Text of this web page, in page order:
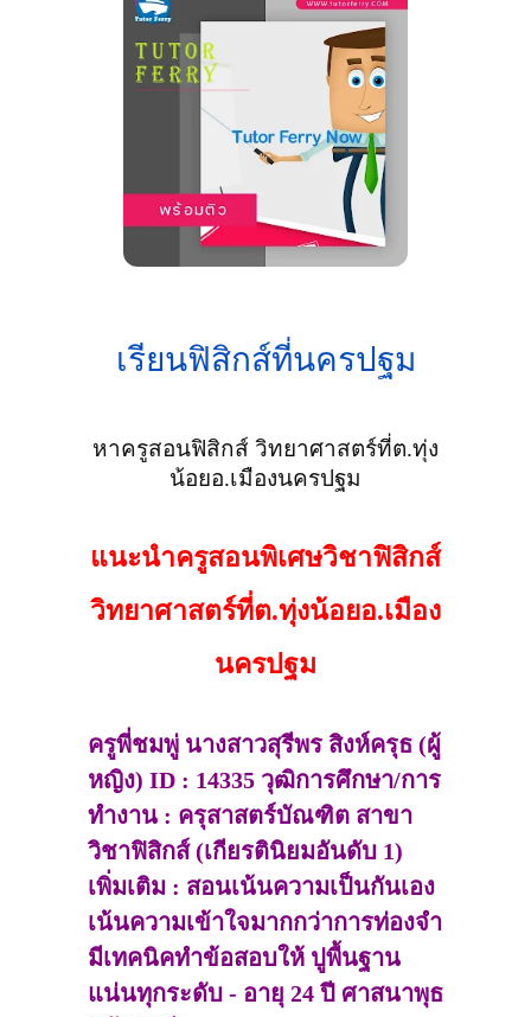
เรียนฟิสิกส์ที่นครปฐม
หาครูสอนฟิสิกส์ วิทยาศาสตร์ที่ต.ทุ่ง
น้อยอ.เมืองนครปฐม
แนะนำครูสอนพิเศษวิชาฟิสิกส์
วิทยาศาสตร์ที่ต.ทุ่งน้อยอ.เมือง
นครปฐม
ครูพี่ชมพู่ นางสาวสุรีพร สิงห์ครุธ (ผู้
หญิง) ID : 14335 วุฒิการศึกษา/การ
ทำงาน : ครุสาสตร์บัณฑิต สาขา
วิชาฟิสิกส์ (เกียรตินิยมอันดับ 1)
เพิ่มเติม : สอนเน้นความเป็นกันเอง
เน้นความเข้าใจมากกว่าการท่องจำ
มีเทคนิคทำข้อสอบให้ ปูพื้นฐาน
แน่นทุกระดับ - อายุ 24 ปี ศาสนาพุธ